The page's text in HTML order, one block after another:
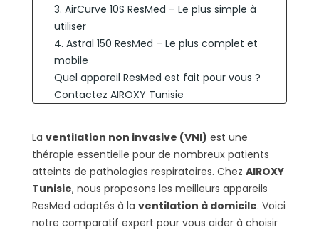
3. AirCurve 10S ResMed – Le plus simple à
utiliser
4. Astral 150 ResMed – Le plus complet et
mobile
Quel appareil ResMed est fait pour vous ?
Contactez AIROXY Tunisie
Peut-on utiliser ces appareils à domicile ?
Est-ce que ces appareils sont disponibles
Quelle est la différence entre Lumis et
Stellar ?
Lequel est le plus silencieux ?
La ventilation non invasive (VNI) est une
thérapie essentielle pour de nombreux patients
atteints de pathologies respiratoires. Chez AIROXY
Tunisie, nous proposons les meilleurs appareils
ResMed adaptés à la ventilation à domicile. Voici
notre comparatif expert pour vous aider à choisir